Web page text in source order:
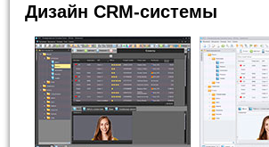
Дизайн CRM-системы